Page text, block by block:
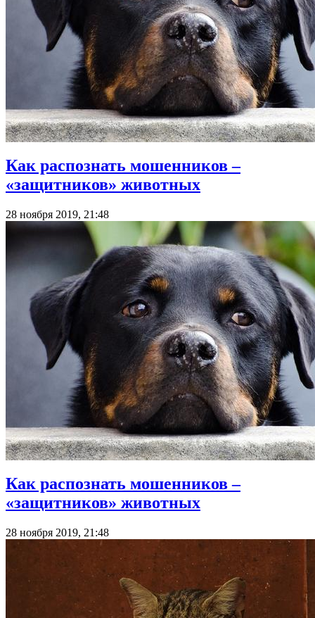
Как распознать мошенников –
«защитников» животных
28 ноября 2019, 21:48
Как распознать мошенников –
«защитников» животных
28 ноября 2019, 21:48